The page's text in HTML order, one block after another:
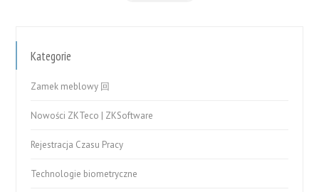
Kategorie
Zamek meblowy 回
Nowości ZKTeco | ZKSoftware
Rejestracja Czasu Pracy
Technologie biometryczne